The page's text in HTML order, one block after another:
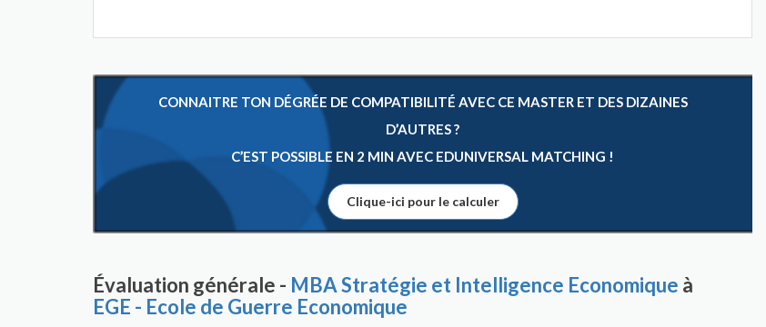
CONNAITRE TON DÉGRÉE DE COMPATIBILITÉ AVEC CE MASTER ET DES DIZAINES
D’AUTRES ?
C’EST POSSIBLE EN 2 MIN AVEC EDUNIVERSAL MATCHING !
Clique-ici pour le calculer
Évaluation générale - MBA Stratégie et Intelligence Economique à
EGE - Ecole de Guerre Economique